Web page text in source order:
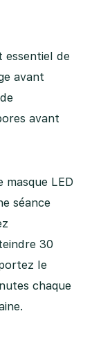
essentiel de
avant
avant
LED
séance
30
le
chaque